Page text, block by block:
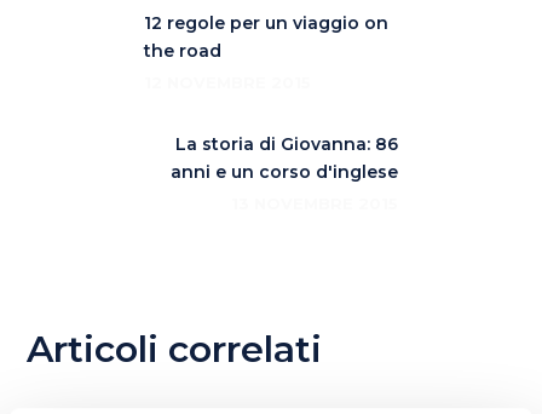
12 regole per un viaggio on
the road
La storia di Giovanna: 86
anni e un corso d'inglese
Articoli correlati